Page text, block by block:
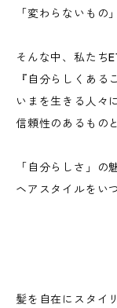
「変わらないもの
そんな中、私たち
『自分らしくある
いまを生きる人々
信頼性のあるもの
「自分らしさ」の
ヘアスタイルをい
髪を自在にスタイ